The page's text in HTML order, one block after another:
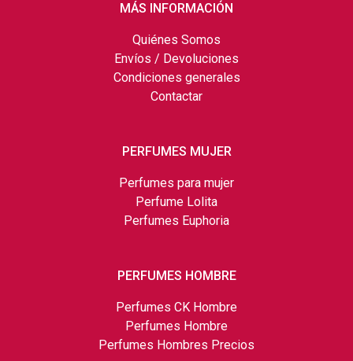
MÁS INFORMACIÓN
Quiénes Somos
Envíos / Devoluciones
Condiciones generales
Contactar
PERFUMES MUJER
Perfumes para mujer
Perfume Lolita
Perfumes Euphoria
PERFUMES HOMBRE
Perfumes CK Hombre
Perfumes Hombre
Perfumes Hombres Precios